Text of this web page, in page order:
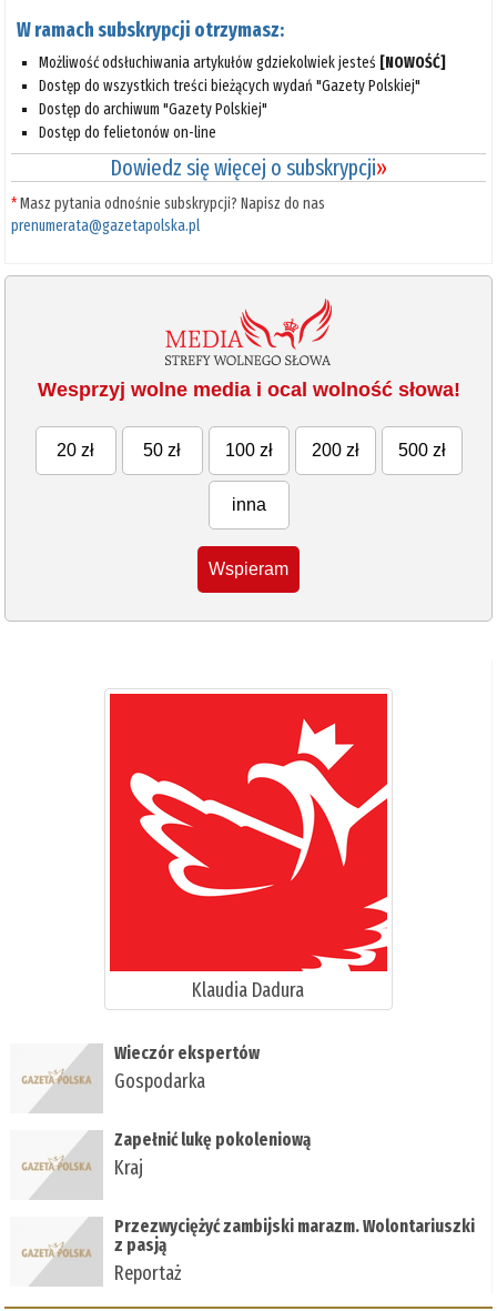
W ramach subskrypcji otrzymasz:
Możliwość odsłuchiwania artykułów gdziekolwiek jesteś [NOWOŚĆ]
Dostęp do wszystkich treści bieżących wydań "Gazety Polskiej"
Dostęp do archiwum "Gazety Polskiej"
Dostęp do felietonów on-line
Dowiedz się więcej o subskrypcji»
*Masz pytania odnośnie subskrypcji? Napisz do nas
prenumerata@gazetapolska.pl
Wesprzyj wolne media i ocal wolność słowa!
20 zł 50 zł 100 zł 200 zł 500 zł
inna
Wspieram
Klaudia Dadura
Wieczór ekspertów
Gospodarka
Zapełnić lukę pokoleniową
Kraj
Przezwyciężyć zambijski marazm. Wolontariuszki
z pasją
Reportaż